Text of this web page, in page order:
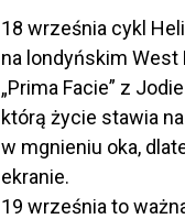
18 września cykl
na londyńskim
„Prima Facie” z
którą życie stawia
w mgnieniu oka,
ekranie.
19 września to